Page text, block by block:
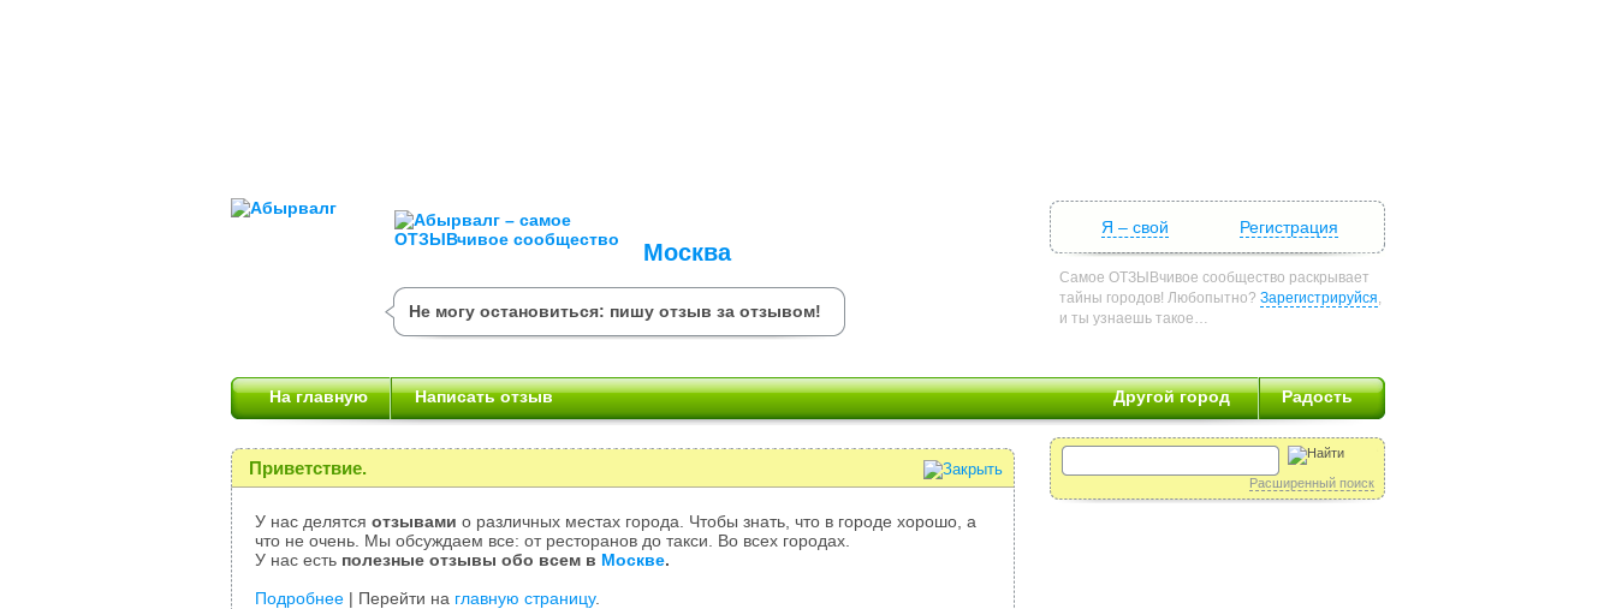
Москва
Не могу остановиться: пишу отзыв за отзывом!
Я – свой Регистрация
Самое ОТЗЫВчивое сообщество раскрывает
тайны городов! Любопытно? Зарегистрируйся,
и ты узнаешь такое…
На главную Написать отзыв Другой город Радость
Приветствие.
У нас делятся отзывами о различных местах города. Чтобы знать, что в городе хорошо, а
что не очень. Мы обсуждаем все: от ресторанов до такси. Во всех городах.
У нас есть полезные отзывы обо всем в Москве.
Подробнее | Перейти на главную страницу.
Расширенный поиск